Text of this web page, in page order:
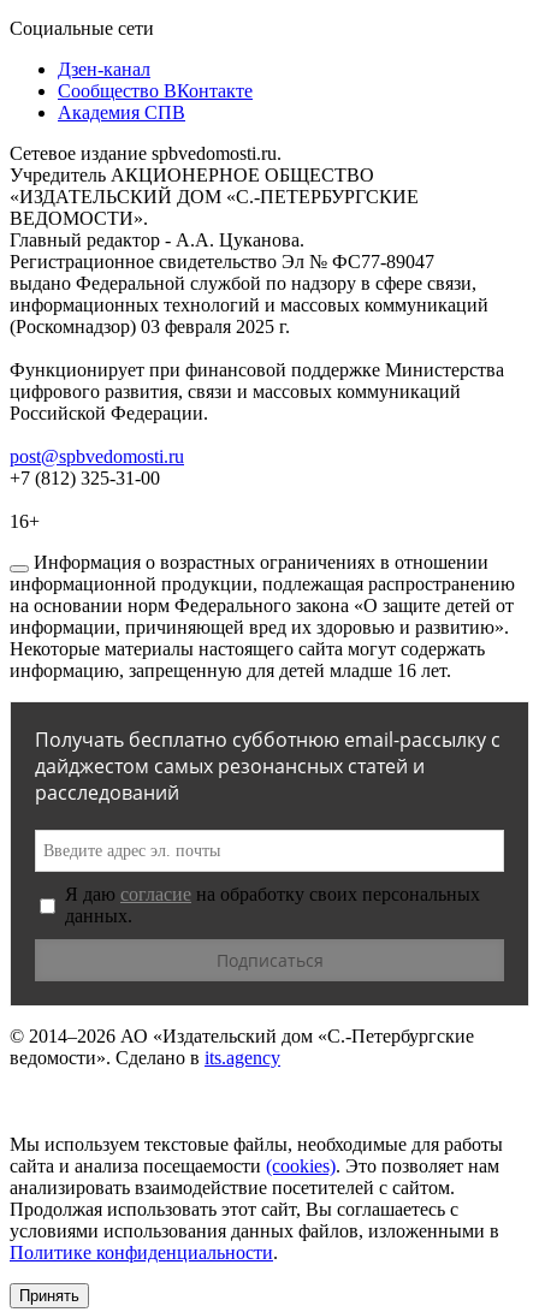
Социальные сети
Дзен-канал
Сообщество ВКонтакте
Академия СПВ
Сетевое издание spbvedomosti.ru.
Учредитель АКЦИОНЕРНОЕ ОБЩЕСТВО
«ИЗДАТЕЛЬСКИЙ ДОМ «С.-ПЕТЕРБУРГСКИЕ
ВЕДОМОСТИ».
Главный редактор - А.А. Цуканова.
Регистрационное свидетельство Эл № ФС77-89047
выдано Федеральной службой по надзору в сфере связи,
информационных технологий и массовых коммуникаций
(Роскомнадзор) 03 февраля 2025 г.
Функционирует при финансовой поддержке Министерства
цифрового развития, связи и массовых коммуникаций
Российской Федерации.
post@spbvedomosti.ru
+7 (812) 325-31-00
16+
Информация о возрастных ограничениях в отношении
информационной продукции, подлежащая распространению
на основании норм Федерального закона «О защите детей от
информации, причиняющей вред их здоровью и развитию».
Некоторые материалы настоящего сайта могут содержать
информацию, запрещенную для детей младше 16 лет.
Получать бесплатно субботнюю email-рассылку с
дайджестом самых резонансных статей и
расследований
Я даю согласие на обработку своих персональных
данных.
© 2014–2026 АО «Издательский дом «С.-Петербургские
ведомости». Сделано в its.agency
Мы используем текстовые файлы, необходимые для работы
сайта и анализа посещаемости (сookies). Это позволяет нам
анализировать взаимодействие посетителей с сайтом.
Продолжая использовать этот сайт, Вы соглашаетесь с
условиями использования данных файлов, изложенными в
Политике конфиденциальности.
Принять